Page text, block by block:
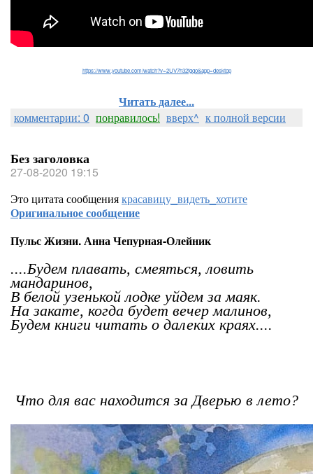
https://www.youtube.com/watch?v=2UV7h32fgqo&app=desktop
Читать далее...
комментарии: 0 понравилось! вверх^ к полной версии
Без заголовка
27-08-2020 19:15
Это цитата сообщениякрасавицу_видеть_хотите
Оригинальное сообщение
Пульс Жизни. Анна Чепурная-Олейник
....Будем плавать, смеяться, ловить
мандаринов,
В белой узенькой лодке уйдем за маяк.
На закате, когда будет вечер малинов,
Будем книги читать о далеких краях....
Что для вас находится за Дверью в лето?